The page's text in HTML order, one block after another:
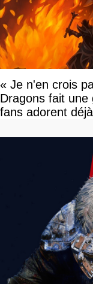
« Je n'en crois
Dragons fait une
fans adorent déjà